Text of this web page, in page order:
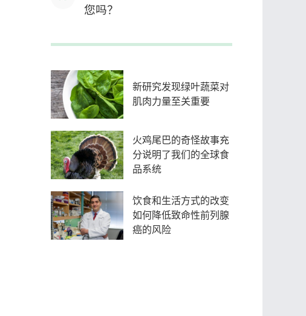
您吗？
新研究发现绿叶蔬菜对
肌肉力量至关重要
火鸡尾巴的奇怪故事充
分说明了我们的全球食
品系统
饮食和生活方式的改变
如何降低致命性前列腺
癌的风险